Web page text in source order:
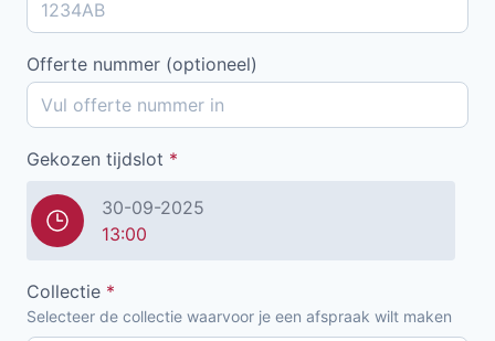
Offerte nummer (optioneel)
Gekozen tijdslot *
30-09-2025
13:00
Collectie *
Selecteer de collectie waarvoor je een afspraak wilt maken